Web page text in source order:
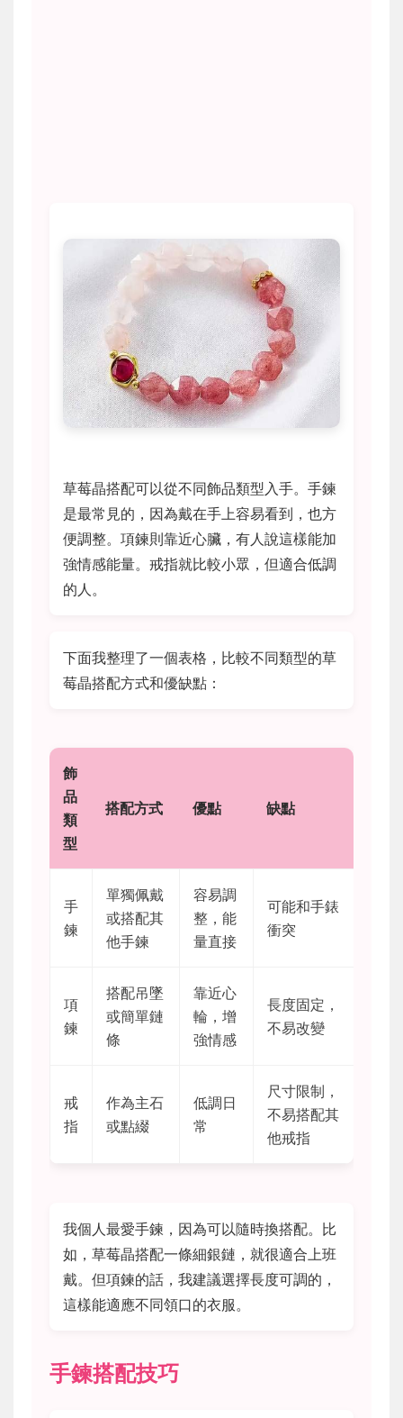
草莓晶搭配可以從不同飾品類型入手。手鍊
是最常見的，因為戴在手上容易看到，也方
便調整。項鍊則靠近心臟，有人說這樣能加
強情感能量。戒指就比較小眾，但適合低調
的人。
下面我整理了一個表格，比較不同類型的草
莓晶搭配方式和優缺點：
飾
品
類
型
搭配方式 優點 缺點
手
鍊
單獨佩戴
或搭配其
他手鍊
容易調
整，能
量直接
可能和手錶
衝突
項
鍊
搭配吊墜
或簡單鏈
條
靠近心
輪，增
強情感
長度固定，
不易改變
戒
指
作為主石
或點綴
低調日
常
尺寸限制，
不易搭配其
他戒指
我個人最愛手鍊，因為可以隨時換搭配。比
如，草莓晶搭配一條細銀鏈，就很適合上班
戴。但項鍊的話，我建議選擇長度可調的，
這樣能適應不同領口的衣服。
手鍊搭配技巧